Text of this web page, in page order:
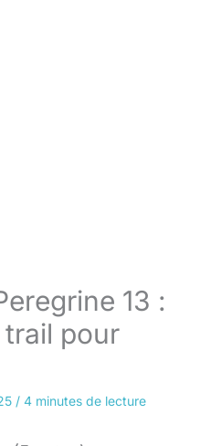
13 :
pour
/ 4 minutes de lecture